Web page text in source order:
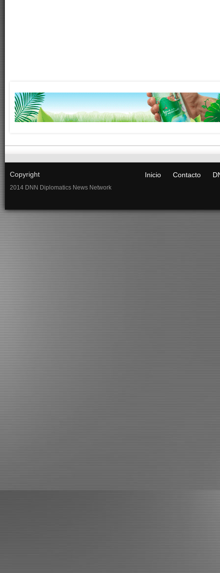
Copyright
2014 DNN Diplomatics News Network
Inicio Contacto